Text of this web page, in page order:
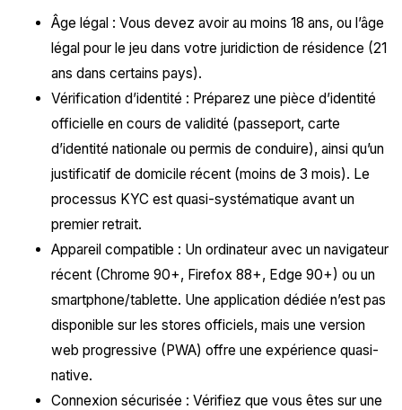
Âge légal : Vous devez avoir au moins 18 ans, ou l’âge
légal pour le jeu dans votre juridiction de résidence (21
ans dans certains pays).
Vérification d’identité : Préparez une pièce d’identité
officielle en cours de validité (passeport, carte
d’identité nationale ou permis de conduire), ainsi qu’un
justificatif de domicile récent (moins de 3 mois). Le
processus KYC est quasi-systématique avant un
premier retrait.
Appareil compatible : Un ordinateur avec un navigateur
récent (Chrome 90+, Firefox 88+, Edge 90+) ou un
smartphone/tablette. Une application dédiée n’est pas
disponible sur les stores officiels, mais une version
web progressive (PWA) offre une expérience quasi-
native.
Connexion sécurisée : Vérifiez que vous êtes sur une